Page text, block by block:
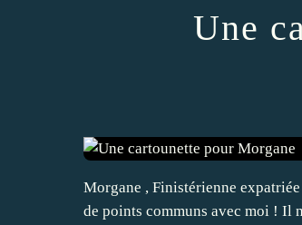
Une
Morgane , Finistérienne
de points communs avec moi ! Il